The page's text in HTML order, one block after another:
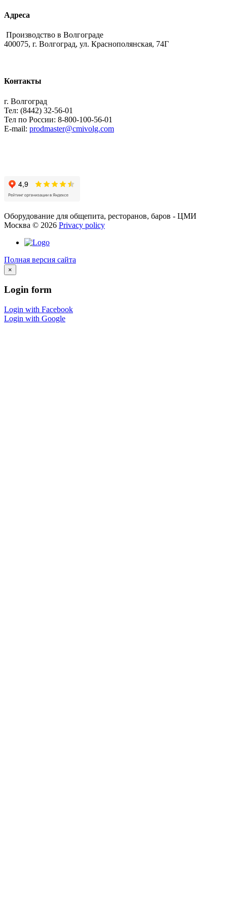
Адреса
Производство в Волгограде
400075, г. Волгоград, ул. Краснополянская, 74Г
Контакты
г. Волгоград
Тел: (8442) 32-56-01
Тел по России: 8-800-100-56-01
E-mail: prodmaster@cmivolg.com
Оборудование для общепита, ресторанов, баров - ЦМИ
Москва © 2026 Privacy policy
Полная версия сайта
×
Login form
Login with Facebook
Login with Google